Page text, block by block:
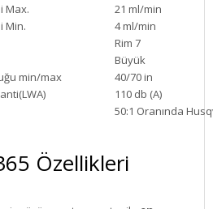
Max.
21 ml/min
Min.
4 ml/min
Rim 7
Büyük
min/max
40/70 in
110 db (A)
50:1 Oranında
Özellikleri